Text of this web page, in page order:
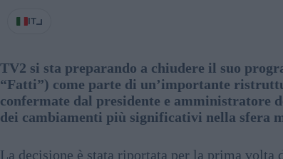
IT
TV2 si sta preparando a chiudere il suo
“Fatti”) come parte di un’importante
confermate dal presidente e amministratore
dei cambiamenti più significativi nella sfera
La decisione è stata riportata per la prima volta